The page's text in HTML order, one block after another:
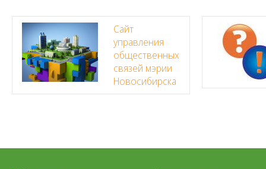
Сайт
управления
общественных
связей мэрии
Новосибирска